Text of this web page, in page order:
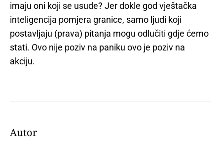
imaju oni koji se usude? Jer dokle god vještačka
inteligencija pomjera granice, samo ljudi koji
postavljaju (prava) pitanja mogu odlučiti gdje ćemo
stati. Ovo nije poziv na paniku ovo je poziv na
akciju.
Autor